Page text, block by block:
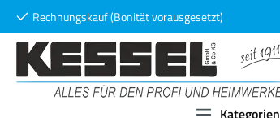
Hauptinhalt springen
Zur Suche springen
Zur Hauptnavigation springen
Rechnungskauf (Bonität vorausgesetzt)
Kategorien